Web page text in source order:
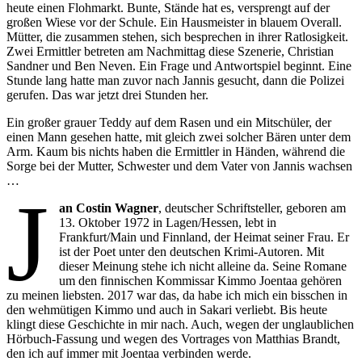
heute einen Flohmarkt. Bunte, Stände hat es, versprengt auf der
großen Wiese vor der Schule. Ein Hausmeister in blauem Overall.
Mütter, die zusammen stehen, sich besprechen in ihrer Ratlosigkeit.
Zwei Ermittler betreten am Nachmittag diese Szenerie, Christian
Sandner und Ben Neven. Ein Frage und Antwortspiel beginnt. Eine
Stunde lang hatte man zuvor nach Jannis gesucht, dann die Polizei
gerufen. Das war jetzt drei Stunden her.
Ein großer grauer Teddy auf dem Rasen und ein Mitschüler, der
einen Mann gesehen hatte, mit gleich zwei solcher Bären unter dem
Arm. Kaum bis nichts haben die Ermittler in Händen, während die
Sorge bei der Mutter, Schwester und dem Vater von Jannis wachsen
…
J an Costin Wagner, deutscher Schriftsteller, geboren am
13. Oktober 1972 in Lagen/Hessen, lebt in
Frankfurt/Main und Finnland, der Heimat seiner Frau. Er
ist der Poet unter den deutschen Krimi-Autoren. Mit
dieser Meinung stehe ich nicht alleine da. Seine Romane
um den finnischen Kommissar Kimmo Joentaa gehören
zu meinen liebsten. 2017 war das, da habe ich mich ein bisschen in
den wehmütigen Kimmo und auch in Sakari verliebt. Bis heute
klingt diese Geschichte in mir nach. Auch, wegen der unglaublichen
Hörbuch-Fassung und wegen des Vortrages von Matthias Brandt,
den ich auf immer mit Joentaa verbinden werde.